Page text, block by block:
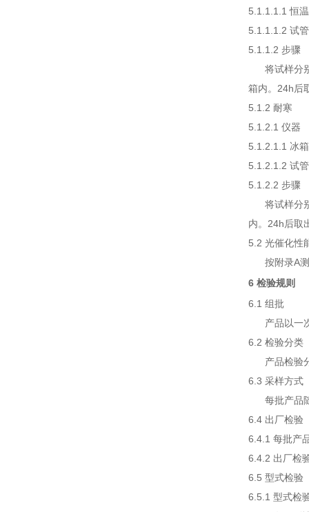
5.1.1.1.1 恒
5.1.1.1.2 试
5.1.1.2 步骤
将试样分别
箱内。24h后
5.1.2 耐寒
5.1.2.1 仪器
5.1.2.1.1 冰
5.1.2.1.2 试
5.1.2.2 步骤
将试样分别
内。24h后取
5.2 光催化性
按附录A测
6 检验规则
6.1 组批
产品以一次
6.2 检验分类
产品检验分
6.3 采样方式
每批产品随
6.4 出厂检验
6.4.1 每批产
6.4.2 出厂检
6.5 型式检验
6.5.1 型式检